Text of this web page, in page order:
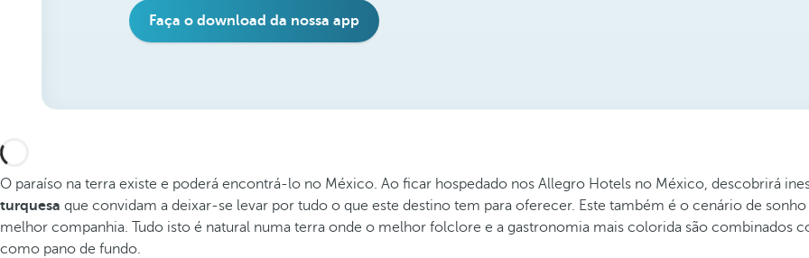
Faça o download da nossa app
O paraíso na terra existe e poderá encontrá-lo no México. Ao ficar hospedado nos Allegro Hotels no México, descobrirá
turquesa que convidam a deixar-se levar por tudo o que este destino tem para oferecer. Este também é o cenário de
melhor companhia. Tudo isto é natural numa terra onde o melhor folclore e a gastronomia mais colorida são combinados
como pano de fundo.